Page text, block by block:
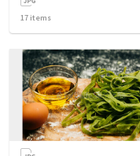
17 items